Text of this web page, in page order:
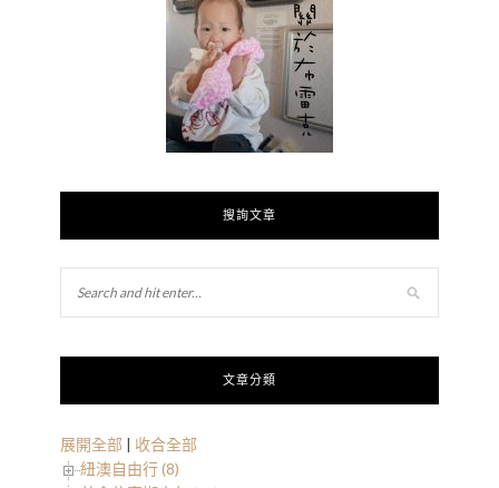
搜詢文章
文章分類
展開全部 | 收合全部
紐澳自由行 (8)